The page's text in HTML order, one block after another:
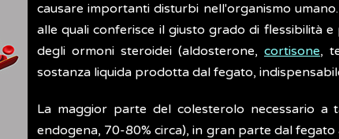
causare importanti disturbi nell'organismo
alle quali conferisce il giusto grado di flessibilità
degli ormoni steroidei (aldosterone, cortisone,
sostanza liquida prodotta dal fegato,
La maggior parte del colesterolo necessario a
endogena, 70-80% circa), in gran parte dal